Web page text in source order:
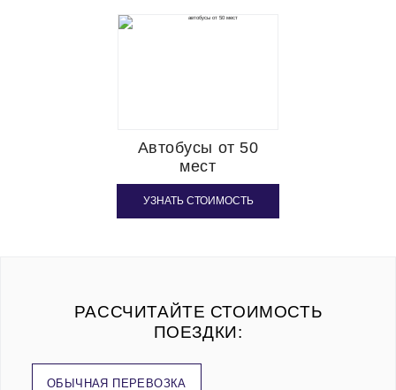
Автобусы от 50
мест
УЗНАТЬ СТОИМОСТЬ
РАССЧИТАЙТЕ СТОИМОСТЬ
ПОЕЗДКИ:
ОБЫЧНАЯ ПЕРЕВОЗКА